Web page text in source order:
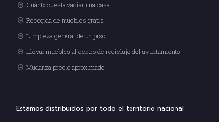
Cuánto cuesta vaciar una casa
Recogida de muebles gratis
Limpieza general de un piso
Llevar muebles al centro de reciclaje del ayuntamiento
Mudanza precio aproximado
Estamos distribuidos por todo el territorio nacional